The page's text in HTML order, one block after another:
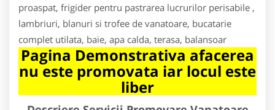
proaspat, frigider pentru pastrarea lucrurilor perisabile ,
lambriuri, blanuri si trofee de vanatoare, bucatarie
complet utilata, baie, apa calda, terasa, balansoar
Pagina Demonstrativa afacerea
nu este promovata iar locul este
liber